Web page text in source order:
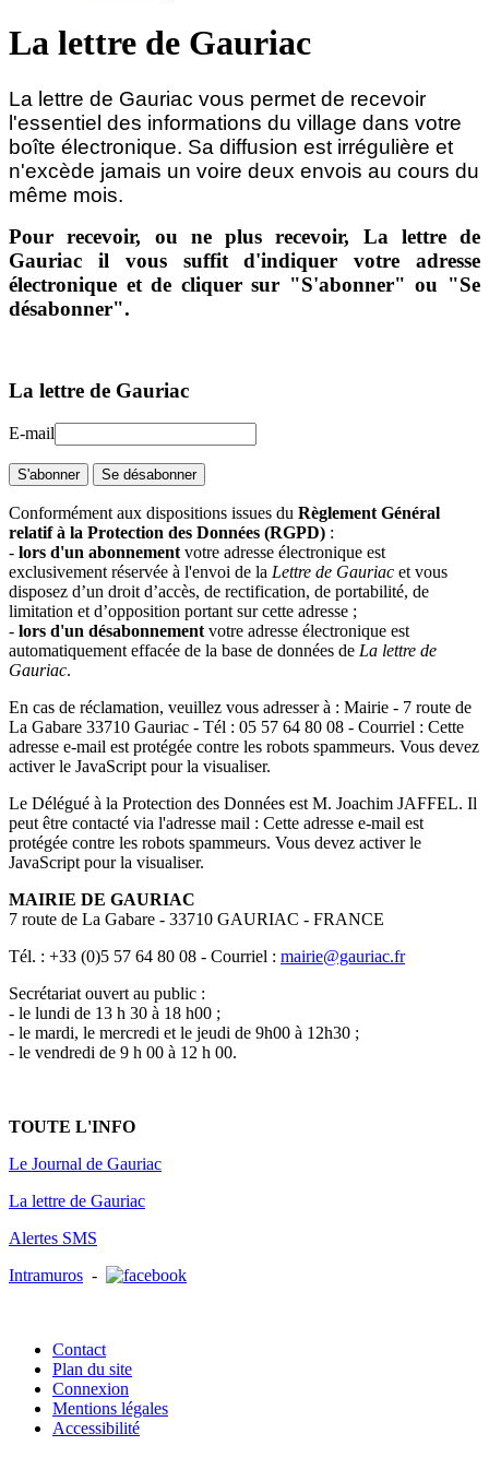
La lettre de Gauriac
La lettre de Gauriac vous permet de recevoir
l'essentiel des informations du village dans votre
boîte électronique. Sa diffusion est irrégulière et
n'excède jamais un voire deux envois au cours du
même mois.
Pour recevoir, ou ne plus recevoir, La lettre de
Gauriac il vous suffit d'indiquer votre adresse
électronique et de cliquer sur "S'abonner" ou "Se
désabonner".
La lettre de Gauriac
E-mail
S'abonner Se désabonner
Conformément aux dispositions issues du Règlement Général
relatif à la Protection des Données (RGPD) :
- lors d'un abonnement votre adresse électronique est
exclusivement réservée à l'envoi de la Lettre de Gauriac et vous
disposez d’un droit d’accès, de rectification, de portabilité, de
limitation et d’opposition portant sur cette adresse ;
- lors d'un désabonnement votre adresse électronique est
automatiquement effacée de la base de données de La lettre de
Gauriac.
En cas de réclamation, veuillez vous adresser à : Mairie - 7 route de
La Gabare 33710 Gauriac - Tél : 05 57 64 80 08 - Courriel : Cette
adresse e-mail est protégée contre les robots spammeurs. Vous devez
activer le JavaScript pour la visualiser.
Le Délégué à la Protection des Données est M. Joachim JAFFEL. Il
peut être contacté via l'adresse mail : Cette adresse e-mail est
protégée contre les robots spammeurs. Vous devez activer le
JavaScript pour la visualiser.
MAIRIE DE GAURIAC
7 route de La Gabare - 33710 GAURIAC - FRANCE
Tél. : +33 (0)5 57 64 80 08 - Courriel : mairie@gauriac.fr
Secrétariat ouvert au public :
- le lundi de 13 h 30 à 18 h00 ;
- le mardi, le mercredi et le jeudi de 9h00 à 12h30 ;
- le vendredi de 9 h 00 à 12 h 00.
TOUTE L'INFO
Le Journal de Gauriac
La lettre de Gauriac
Alertes SMS
Intramuros -
Contact
Plan du site
Connexion
Mentions légales
Accessibilité